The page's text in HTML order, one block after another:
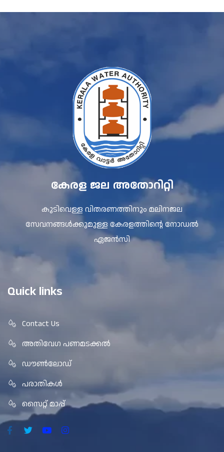
കേരള ജല അതോറിറ്റി
കുടിവെള്ള വിതരണത്തിനും മലിനജല
സേവനങ്ങൾക്കുമുള്ള കേരളത്തിന്റെ നോഡൽ
ഏജൻസി
Quick links
Contact Us
അതിവേഗ പണമടക്കൽ
ഡൗൺലോഡ്
പരാതികൾ
സൈറ്റ് മാപ്പ്